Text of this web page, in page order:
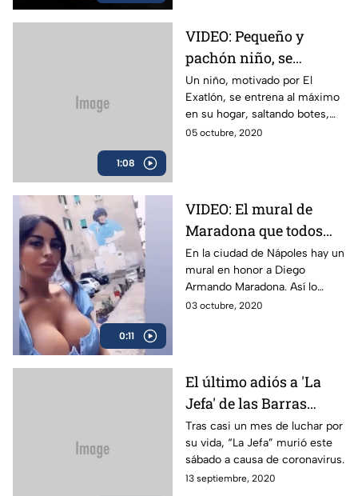
1:08
VIDEO: Pequeño y
pachón niño, se
entrena al máximo
para algún día estar en
EL EXATLÓN
Un niño, motivado por El
Exatlón, se entrena al máximo
en su hogar, saltando botes,
mesas y llantas que se
05 octubre, 2020
0:11
VIDEO: El mural de
Maradona que todos
visitan en Nápoles
En la ciudad de Nápoles hay un
mural en honor a Diego
Armando Maradona. Así lo
muestra la presentadora de
03 octubre, 2020
El último adiós a 'La
Jefa' de las Barras
Praderas
Tras casi un mes de luchar por
su vida, “La Jefa” murió este
sábado a causa de coronavirus.
13 septiembre, 2020